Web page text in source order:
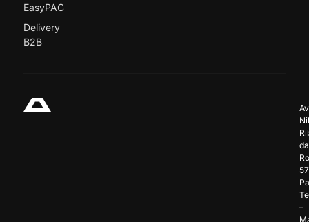
EasyPAC
Delivery
B2B
da
–